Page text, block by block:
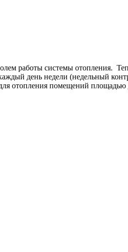
работы системы отопления.
день недели (недельный
отопления помещений площадью